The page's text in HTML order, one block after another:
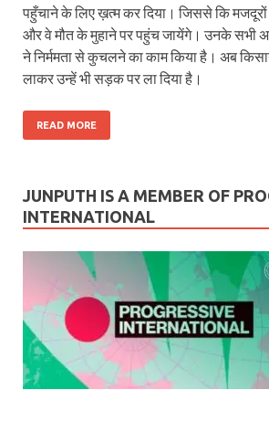
पहुँचाने के लिए ख़त्म कर दिया। जिससे कि मजदूरों
और वे मौत के मुहाने पर पहुंच जायेंगे। उनके सभी
ने निर्ममता से कुचलने का काम किया है। अब
लाकर उन्हें भी सड़क पर ला दिया है।
READ MORE
JUNPUTH IS A MEMBER OF
INTERNATIONAL